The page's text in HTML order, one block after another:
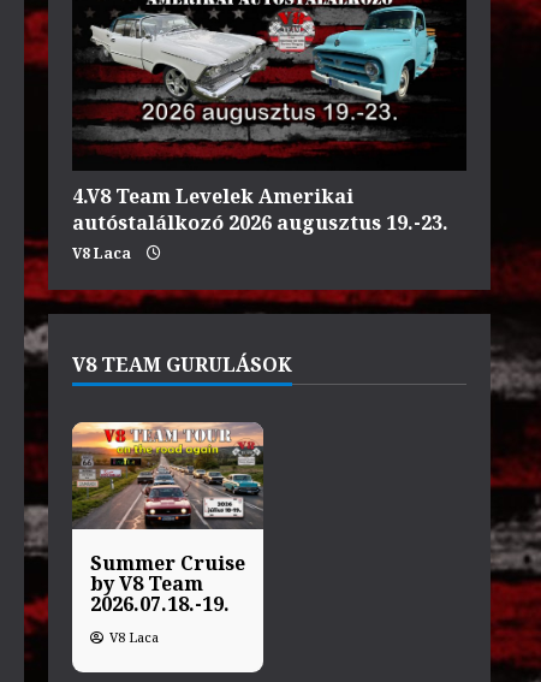
4.V8 Team Levelek Amerikai
autóstalálkozó 2026 augusztus 19.-23.
V8 Laca
V8 TEAM GURULÁSOK
Summer Cruise
by V8 Team
2026.07.18.-19.
V8 Laca